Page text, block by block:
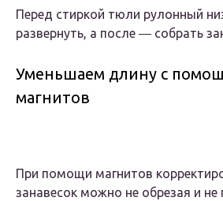
Перед стиркой тюли рулонный
развернуть, а после ― собрать
Уменьшаем длину с
магнитов
При помощи магнитов
занавесок можно не обрезая и